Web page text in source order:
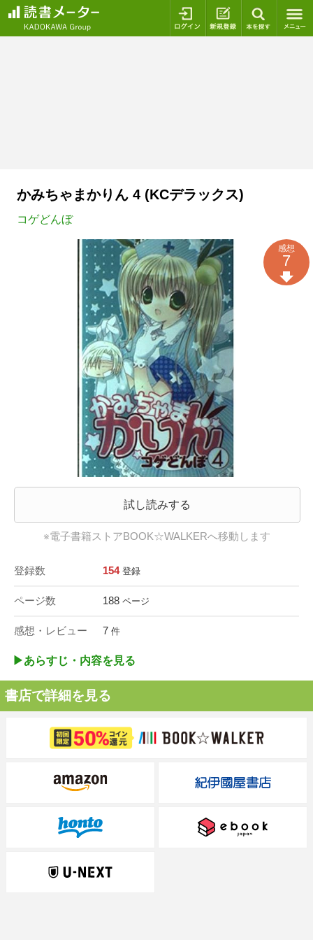
ログイン 新規登録
かみちゃまかりん 4 (KCデラックス)
コゲどんぼ
試し読みする
※電子書籍ストアBOOK☆WALKERへ移動します
登録数 154 登録
ページ数 188 ページ
感想・レビュー 7 件
感想
7
▶︎あらすじ・内容を見る
書店で詳細を見る